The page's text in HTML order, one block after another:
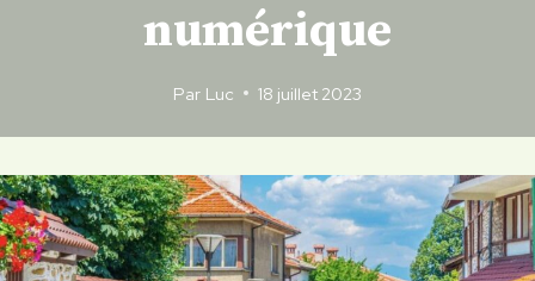
numérique
Par Luc 18 juillet 2023